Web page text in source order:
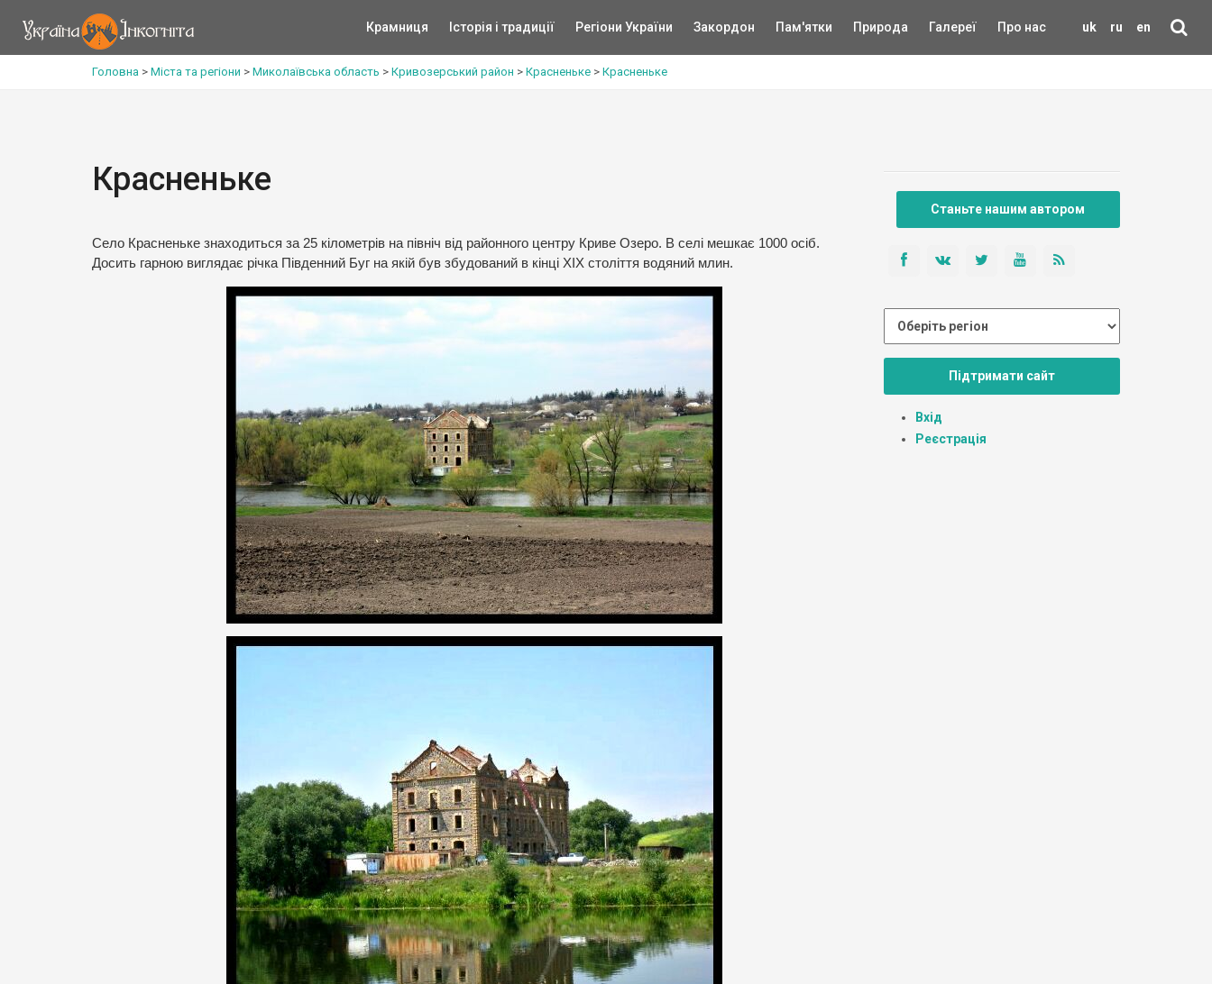
uk ru en
Крамниця Історія і традиції Регіони України Закордон Пам'ятки Природа Галереї Про нас
Головна > Міста та регіони > Миколаївська область > Кривозерський район > Красненьке > Красненьке
Красненьке
Село Красненьке знаходиться за 25 кілометрів на північ від районного центру Криве Озеро. В селі мешкає 1000 осіб.
Досить гарною виглядає річка Південний Буг на якій був збудований в кінці ХIX століття водяний млин.
Станьте нашим автором
Підтримати сайт
Вхід
Реєстрація